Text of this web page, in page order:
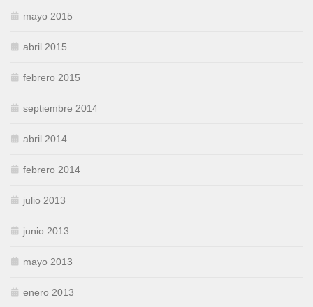
mayo 2015
abril 2015
febrero 2015
septiembre 2014
abril 2014
febrero 2014
julio 2013
junio 2013
mayo 2013
enero 2013